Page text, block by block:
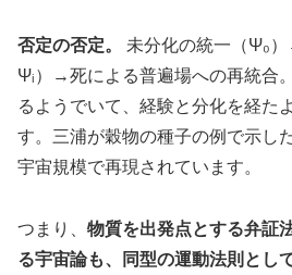
否定の否定。
未分化の統一（Ψ₀
Ψᵢ）→死による普遍場への再統合
るようでいて、経験と分化を経た
す。三浦が穀物の種子の例で示し
宇宙規模で再現されています。
つまり、 物質を出発点とする弁証
る宇宙論も、同型の運動法則とし